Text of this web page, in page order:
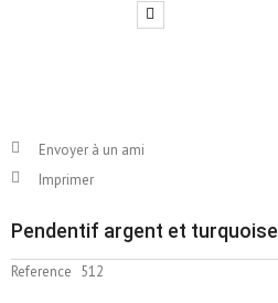
Envoyer à un ami
Imprimer
Pendentif argent et turquoise
Reference 512